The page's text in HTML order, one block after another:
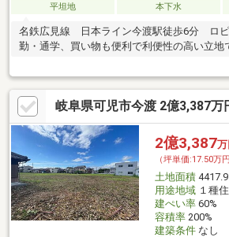
平坦地
本下水
名鉄広見線 日本ライン今渡駅徒歩6分 ロ
勤・通学、買い物も便利で利便性の高い立地
岐阜県可児市今渡 2億3,387万
2億3,387万
（坪単価:17.50万円
土地面積
用途地域１種
建ぺい率60%
容積率200%
建築条件なし